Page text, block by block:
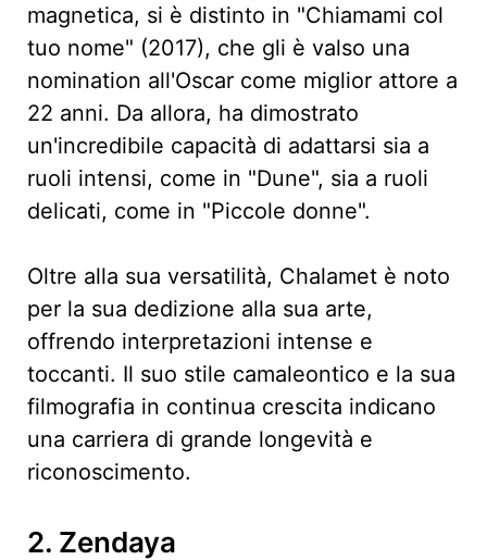
magnetica, si è distinto in "Chiamami col
tuo nome" (2017), che gli è valso una
nomination all'Oscar come miglior attore a
22 anni. Da allora, ha dimostrato
un'incredibile capacità di adattarsi sia a
ruoli intensi, come in "Dune", sia a ruoli
delicati, come in "Piccole donne".
Oltre alla sua versatilità, Chalamet è noto
per la sua dedizione alla sua arte,
offrendo interpretazioni intense e
toccanti. Il suo stile camaleontico e la sua
filmografia in continua crescita indicano
una carriera di grande longevità e
riconoscimento.
2. Zendaya